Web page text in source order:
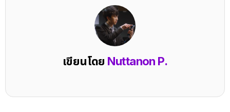
เขียนโดย Nuttanon P.